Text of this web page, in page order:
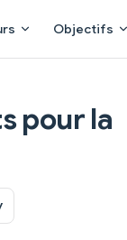
Objectifs
pour la